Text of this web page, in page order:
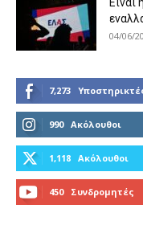
04/06/
7,273
990 Ακόλουθοι
1,118 Ακόλουθοι
450 Συνδρομητές